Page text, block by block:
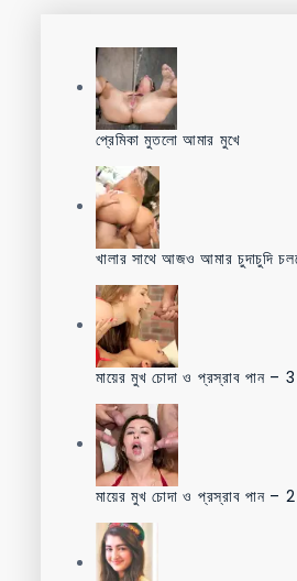
প্রেমিকা মুতলো আমার মুখে
খালার সাথে আজও আমার চুদাচুদি
মায়ের মুখ চোদা ও প্রস্রাব পান – 3
মায়ের মুখ চোদা ও প্রস্রাব পান – 2